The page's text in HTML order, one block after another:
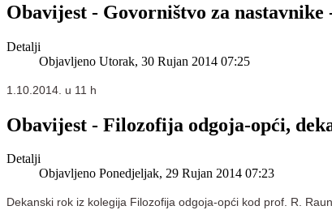
Obavijest - Govorništvo za nastavnike
Detalji
Objavljeno Utorak, 30 Rujan 2014 07:25
1.10.2014. u 11 h
Obavijest - Filozofija odgoja-opći,
Detalji
Objavljeno Ponedjeljak, 29 Rujan 2014 07:23
Dekanski rok iz kolegija Filozofija odgoja-opći kod prof. R.